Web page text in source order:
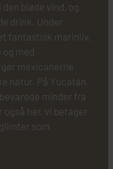
bløde vind, og
drink. Under
fantastisk marinliv,
med
mexicanerne
natur. På Yucatán
minder fra
her, vi betager
som